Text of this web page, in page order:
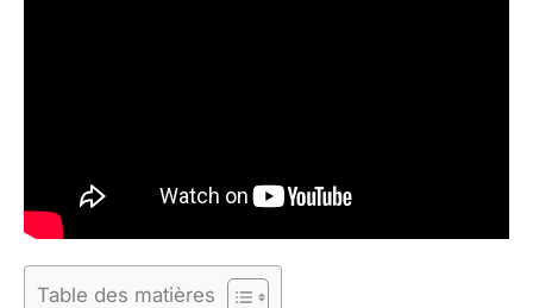
Table des matières